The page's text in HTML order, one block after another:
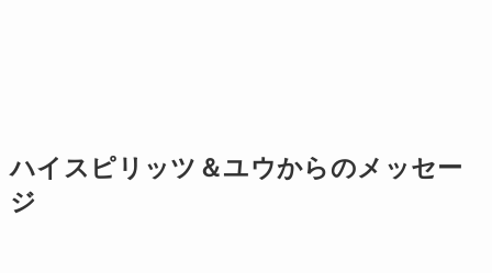
ハイスピリッツ＆ユウからのメッセー
ジ